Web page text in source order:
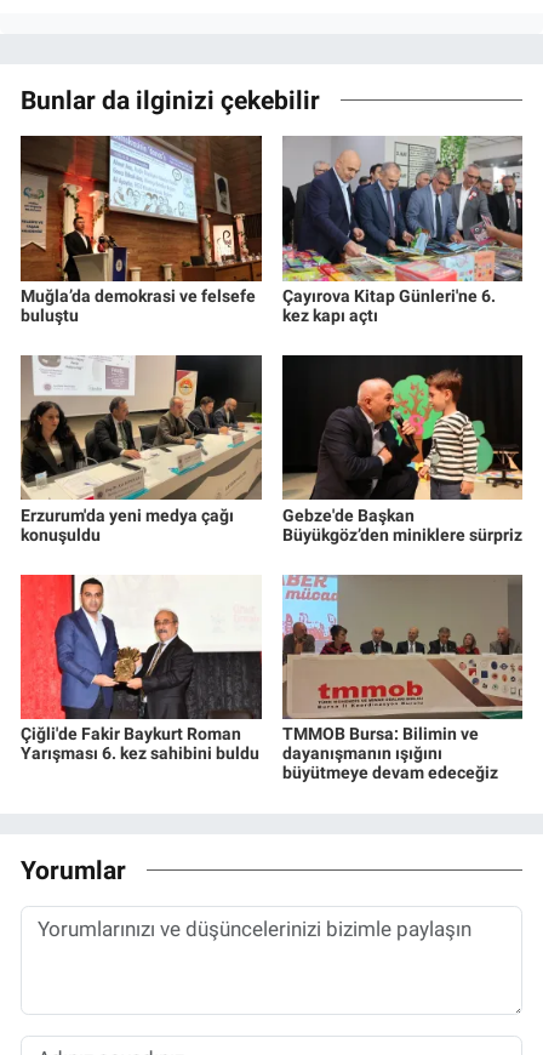
Bunlar da ilginizi çekebilir
Muğla’da demokrasi ve felsefe
buluştu
Çayırova Kitap Günleri'ne 6.
kez kapı açtı
Erzurum'da yeni medya çağı
konuşuldu
Gebze'de Başkan
Büyükgöz’den miniklere sürpriz
Çiğli'de Fakir Baykurt Roman
Yarışması 6. kez sahibini buldu
TMMOB Bursa: Bilimin ve
dayanışmanın ışığını
büyütmeye devam edeceğiz
Yorumlar